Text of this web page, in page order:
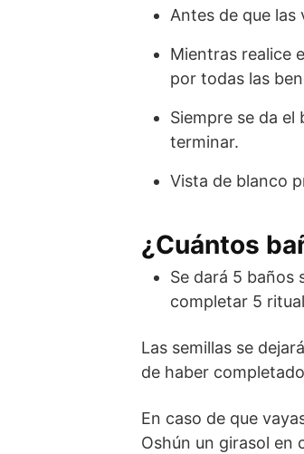
Antes de que las
Mientras realice
por todas las
Siempre se da el
terminar.
Vista de blanco
¿Cuántos
Se dará 5 baños
completar 5
Las semillas se
de haber
En caso de que
Oshún un girasol en